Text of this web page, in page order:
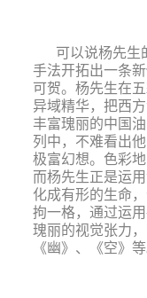
可以说杨先生
手法开拓出一条
可贺。杨先生在
异域精华，把西
丰富瑰丽的中国
列中，不难看出
极富幻想。色彩
而杨先生正是运
化成有形的生命
拘一格，通过运
瑰丽的视觉张力
《幽》、《空》等